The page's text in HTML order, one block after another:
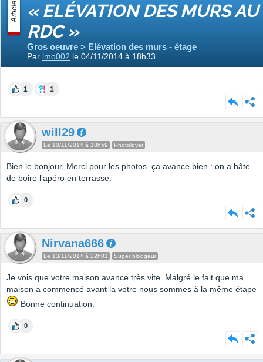
Article « ELÉVATION DES MURS AU
RDC »
Gros oeuvre > Elévation des murs - étage
Par lmo002 le 04/11/2014 à 18h33
1 1
will29
Le 10/11/2014 à 18h59 Photolover
Bien le bonjour, Merci pour les photos. ça avance bien : on a hâte
de boire l'apéro en terrasse.
0
Nirvana666
Le 13/11/2014 à 22h01 Super bloggeur
Je vois que votre maison avance très vite. Malgré le fait que ma
maison a commencé avant la votre nous sommes à la même étape
Bonne continuation.
0